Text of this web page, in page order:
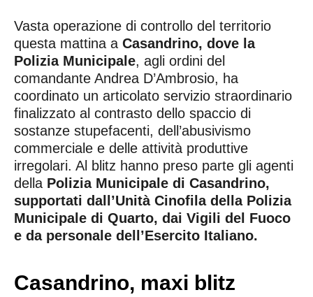
Vasta operazione di controllo del territorio
questa mattina a Casandrino, dove la
Polizia Municipale, agli ordini del
comandante Andrea D’Ambrosio, ha
coordinato un articolato servizio straordinario
finalizzato al contrasto dello spaccio di
sostanze stupefacenti, dell’abusivismo
commerciale e delle attività produttive
irregolari. Al blitz hanno preso parte gli agenti
della Polizia Municipale di Casandrino,
supportati dall’Unità Cinofila della Polizia
Municipale di Quarto, dai Vigili del Fuoco
e da personale dell’Esercito Italiano.
Casandrino, maxi blitz